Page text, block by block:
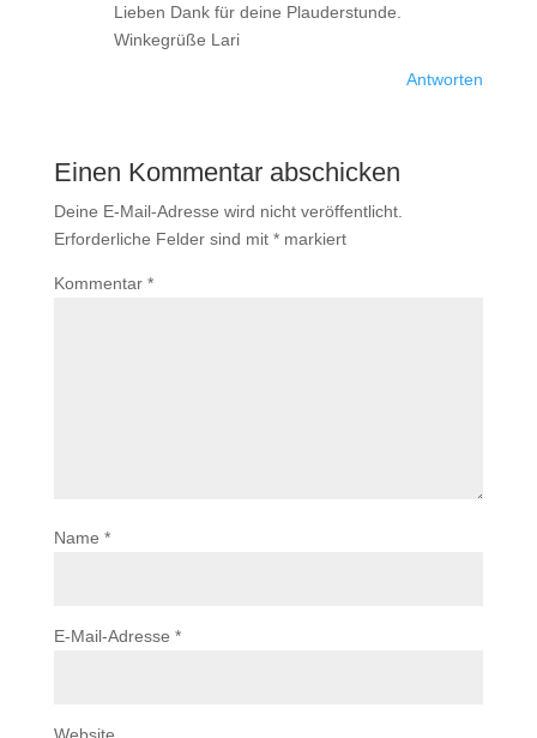
Lieben Dank für deine Plauderstunde.
Winkegrüße Lari
Antworten
Einen Kommentar abschicken
Deine E-Mail-Adresse wird nicht veröffentlicht.
Erforderliche Felder sind mit *markiert
Kommentar *
Name *
E-Mail-Adresse *